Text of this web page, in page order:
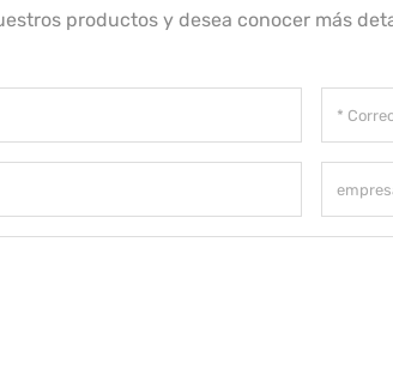
productos y desea conocer más